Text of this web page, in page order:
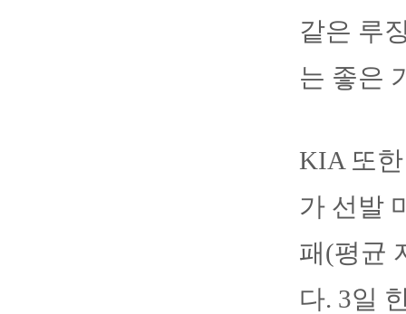
같은 루
는 좋은
KIA 또한
가 선발
패(평균
다. 3일